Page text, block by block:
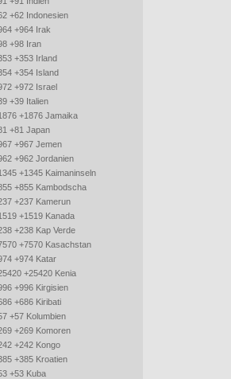
+62 Indonesien
+964 Irak
+98 Iran
+353 Irland
+354 Island
+972 Israel
+39 Italien
+1876 Jamaika
+81 Japan
+967 Jemen
+962 Jordanien
+1345 Kaimaninseln
+855 Kambodscha
+237 Kamerun
+1519 Kanada
+238 Kap Verde
+7570 Kasachstan
+974 Katar
+25420 Kenia
+996 Kirgisien
+686 Kiribati
+57 Kolumbien
+269 Komoren
+242 Kongo
+385 Kroatien
+53 Kuba